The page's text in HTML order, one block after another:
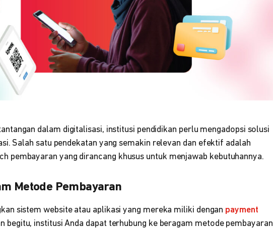
dalam digitalisasi, institusi pendidikan perlu mengadopsi solusi
Salah satu pendekatan yang semakin relevan dan efektif adalah
pembayaran yang dirancang khusus untuk menjawab kebutuhannya.
Metode Pembayaran
sistem website atau aplikasi yang mereka miliki dengan payment
begitu, institusi Anda dapat terhubung ke beragam metode pembayaran